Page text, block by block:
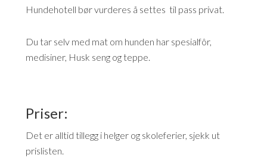
Hundehotell bør vurderes å settes til pass privat.
Du tar selv med mat om hunden har spesialfôr,
medisiner, Husk seng og teppe.
Priser:
Det er alltid tillegg i helger og skoleferier, sjekk ut
prislisten.